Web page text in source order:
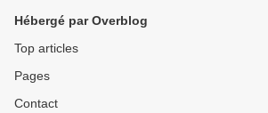
Hébergé par Overblog
Top articles
Pages
Contact